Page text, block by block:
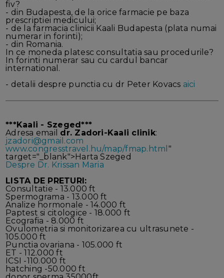
fiv?
- din Budapesta, de la orice farmacie pe baza
prescriptiei medicului;
- de la farmacia clinicii Kaali Budapesta (plata numai
numerar in forinti);
- din Romania.
In ce moneda platesc consultatia sau procedurile?
In forinti numerar sau cu cardul bancar
international.
- detalii despre punctia cu dr Peter Kovacs aici
***Kaali - Szeged***
Adresa email dr. Zadori-Kaali clinik:
jzadori@gmail.com
www.congresstravel.hu/map/fmap.html "
target="_blank">Harta Szeged
Despre Dr. Krissan Maria
LISTA DE PRETURI:
Consultatie - 13.000 ft
Spermograma - 13.000 ft
Analize hormonale - 14.000 ft
Paptest si citologice - 18.000 ft
Ecografia - 8.000 ft
Ovulometria si monitorizarea cu ultrasunete -
105.000 ft
Punctia ovariana - 105.000 ft
ET - 112.000 ft
ICSI -110.000 ft
hatching -50.000 ft